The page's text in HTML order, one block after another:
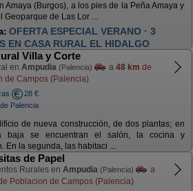
Amaya (Burgos), a los pies de la Peña Amaya y
Geoparque de Las Lor ...
OFERTA ESPECIAL VERANO · 3
EN CASA RURAL EL HIDALGO
Villa y Corte
en Ampudia (Palencia) a 48 km de
de Campos (Palencia)
28 €
Palencia
de nueva construcción, de dos plantas; en
baja se encuentran el salón, la cocina y
En la segunda, las habitaci ...
de Papel
Rurales en Ampudia (Palencia)
a
Poblacion de Campos (Palencia)